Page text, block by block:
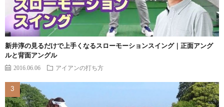
新井淳の見るだけで上手くなるスローモーションスイング｜正面アング
ルと背面アングル
2016.06.06 アイアンの打ち方